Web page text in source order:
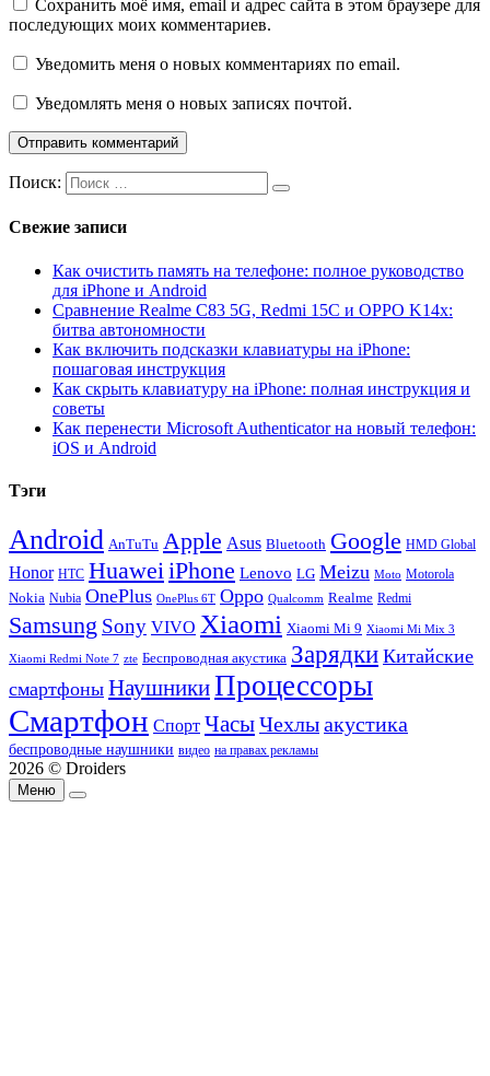
Сохранить моё имя, email и адрес сайта в этом браузере для
последующих моих комментариев.
Уведомить меня о новых комментариях по email.
Уведомлять меня о новых записях почтой.
Поиск:
Свежие записи
Как очистить память на телефоне: полное руководство
для iPhone и Android
Сравнение Realme C83 5G, Redmi 15C и OPPO K14x:
битва автономности
Как включить подсказки клавиатуры на iPhone:
пошаговая инструкция
Как скрыть клавиатуру на iPhone: полная инструкция и
советы
Как перенести Microsoft Authenticator на новый телефон:
iOS и Android
Тэги
Android AnTuTu Apple Asus Bluetooth Google HMD Global
Honor HTC HuaweiiPhone Lenovo LG Meizu Moto Motorola
Nokia Nubia OnePlus OnePlus 6T Oppo Qualcomm Realme Redmi
Samsung Sony VIVO Xiaomi Xiaomi Mi 9 Xiaomi Mi Mix 3
Xiaomi Redmi Note 7 zte Беспроводная акустика Зарядки Китайские
смартфоны НаушникиПроцессоры
Смартфон Спорт ЧасыЧехлыакустика
беспроводные наушники видео на правах рекламы
2026 © Droiders
Меню